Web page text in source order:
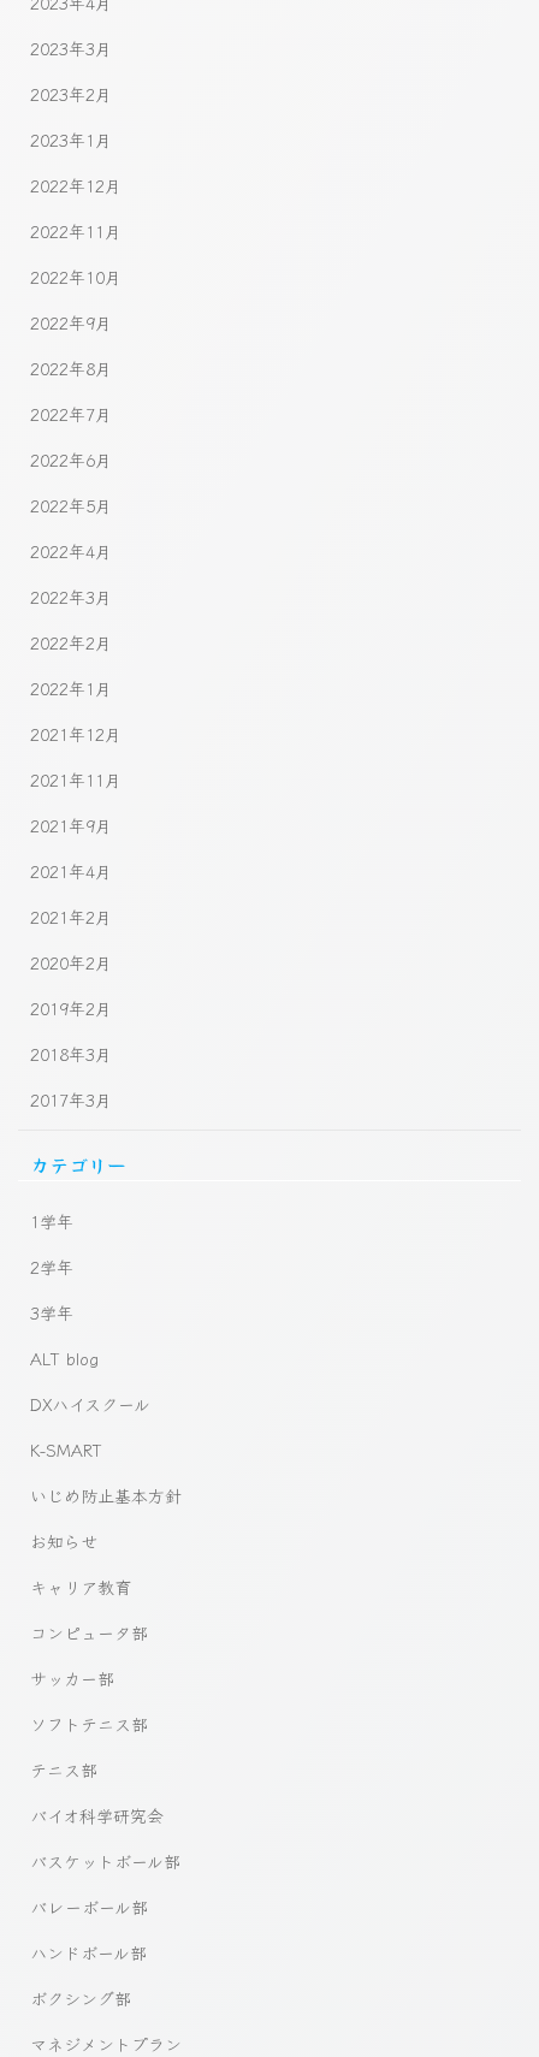
2023年3月
2023年2月
2023年1月
2022年12月
2022年11月
2022年10月
2022年9月
2022年8月
2022年7月
2022年6月
2022年5月
2022年4月
2022年3月
2022年2月
2022年1月
2021年12月
2021年11月
2021年9月
2021年4月
2021年2月
2020年2月
2019年2月
2018年3月
2017年3月
カテゴリー
1学年
2学年
3学年
ALT blog
DXハイスクール
K-SMART
いじめ防止基本方針
お知らせ
キャリア教育
コンピュータ部
サッカー部
ソフトテニス部
テニス部
バイオ科学研究会
バスケットボール部
バレーボール部
ハンドボール部
ボクシング部
マネジメントプラン